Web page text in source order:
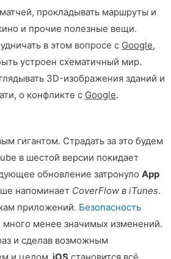
прокладывать маршруты и
и прочие полезные вещи.
в этом вопросе с Google,
устроен схематичный мир.
3D-изображения зданий и
о конфликте с Google.
гигантом. Страдать за это будем
в шестой версии покидает
обновление затронулоApp
напоминает CoverFlow в iTunes.
приложений. Безопасность
много менее значимых изменений.
и сделав возможным